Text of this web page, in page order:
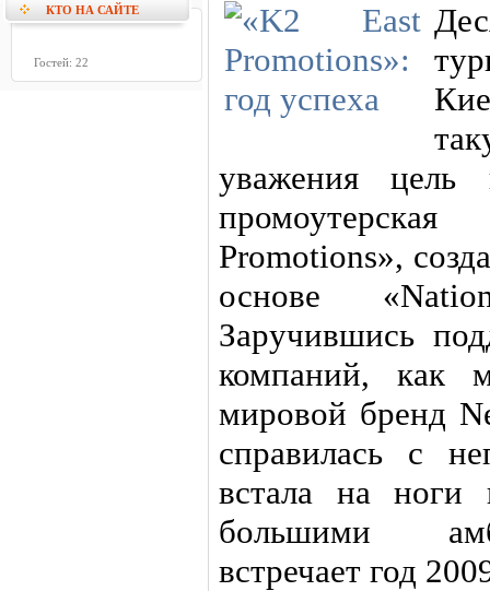
КТО НА САЙТЕ
Гостей: 22
уважения цель
Promotions»,
основе
Заручившись
компаний, как
мировой бренд
справилась с
встала на
большими
встречает год